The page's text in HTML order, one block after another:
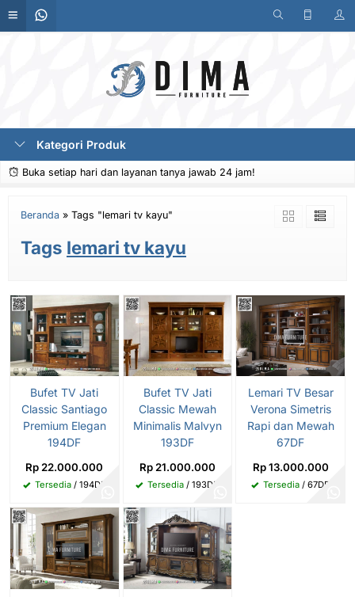
Kategori Produk
Buka setiap hari dan layanan tanya jawab 24 jam!
Beranda » Tags "lemari tv kayu"
Tags lemari tv kayu
Bufet TV Jati
Classic Santiago
Premium Elegan
194DF
Rp 22.000.000
Tersedia/ 194DF
Bufet TV Jati
Classic Mewah
Minimalis Malvyn
193DF
Rp 21.000.000
Tersedia / 193DF
Lemari TV Besar
Verona Simetris
Rapi dan Mewah
67DF
Rp 13.000.000
Tersedia / 67DF